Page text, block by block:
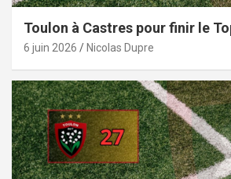
Toulon à Castres pour finir le
6 juin 2026 Nicolas Dupre